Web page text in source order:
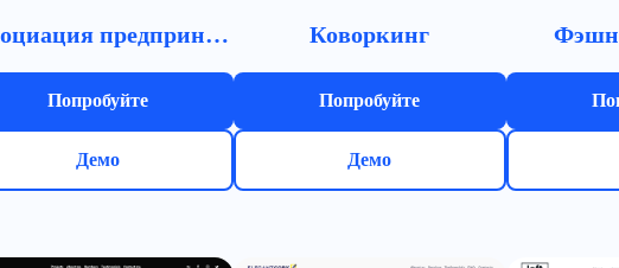
Ассоциация предпринимателей
Попробуйте
Демо
Коворкинг
Попробуйте
Демо
Фэшн